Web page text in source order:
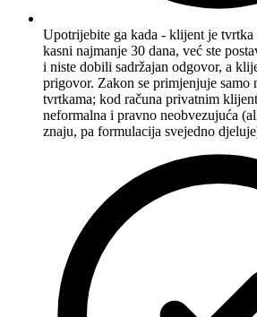
Upotrijebite ga kada - klijent je tvrtka
kasni najmanje 30 dana, već ste
i niste dobili sadržajan odgovor, a
prigovor. Zakon se primjenjuje samo
tvrtkama; kod računa privatnim
neformalna i pravno neobvezujuća
znaju, pa formulacija svejedno